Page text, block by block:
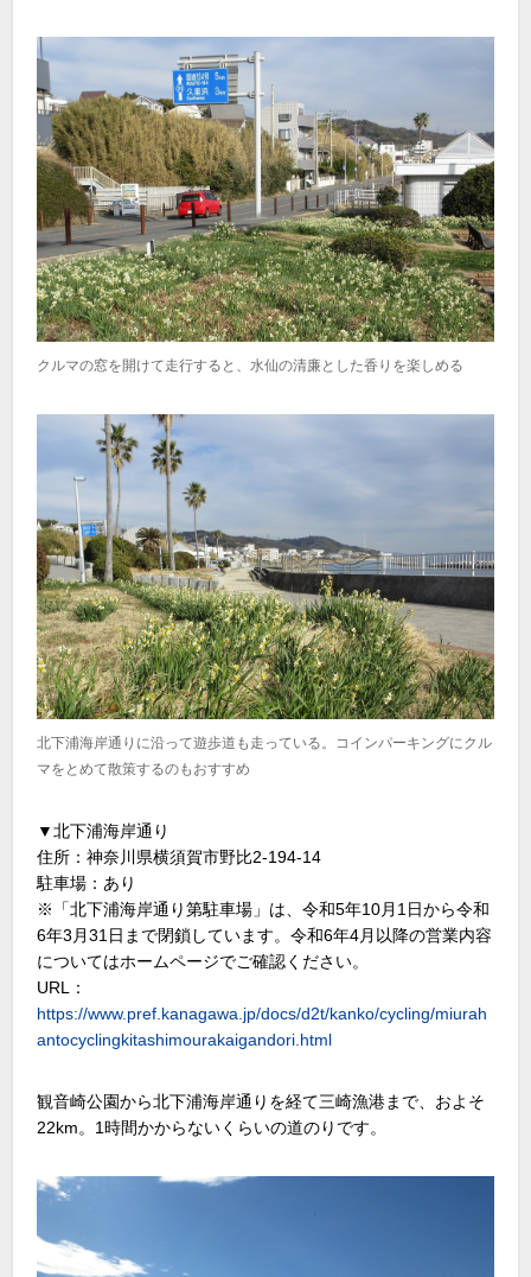
クルマの窓を開けて走行すると、水仙の清廉とした香りを楽しめる
北下浦海岸通りに沿って遊歩道も走っている。コインパーキングにクル
マをとめて散策するのもおすすめ
▼北下浦海岸通り
住所：神奈川県横須賀市野比2-194-14
駐車場：あり
※「北下浦海岸通り第駐車場」は、令和5年10月1日から令和
6年3月31日まで閉鎖しています。令和6年4月以降の営業内容
についてはホームページでご確認ください。
URL：
https://www.pref.kanagawa.jp/docs/d2t/kanko/cycling/miurah
antocyclingkitashimourakaigandori.html
観音崎公園から北下浦海岸通りを経て三崎漁港まで、およそ
22km。1時間かからないくらいの道のりです。